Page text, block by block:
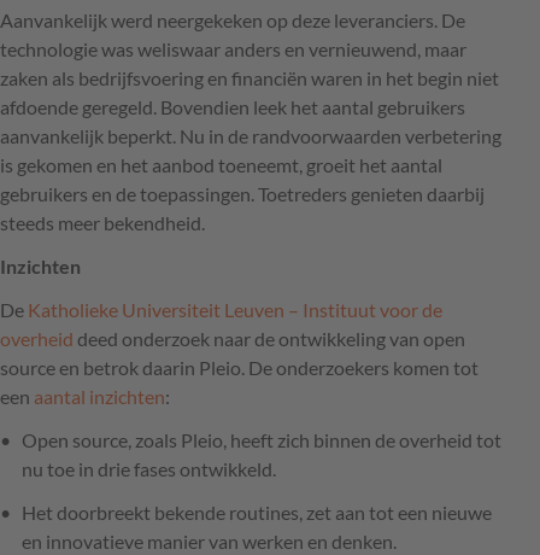
Aanvankelijk werd neergekeken op deze leveranciers. De
technologie was weliswaar anders en vernieuwend, maar
zaken als bedrijfsvoering en financiën waren in het begin niet
afdoende geregeld. Bovendien leek het aantal gebruikers
aanvankelijk beperkt. Nu in de randvoorwaarden verbetering
is gekomen en het aanbod toeneemt, groeit het aantal
gebruikers en de toepassingen. Toetreders genieten daarbij
steeds meer bekendheid.
Inzichten
De Katholieke Universiteit Leuven – Instituut voor de
overheid deed onderzoek naar de ontwikkeling van open
source en betrok daarin Pleio. De onderzoekers komen tot
een aantal inzichten:
Open source, zoals Pleio, heeft zich binnen de overheid tot
nu toe in drie fases ontwikkeld.
Het doorbreekt bekende routines, zet aan tot een nieuwe
en innovatieve manier van werken en denken.